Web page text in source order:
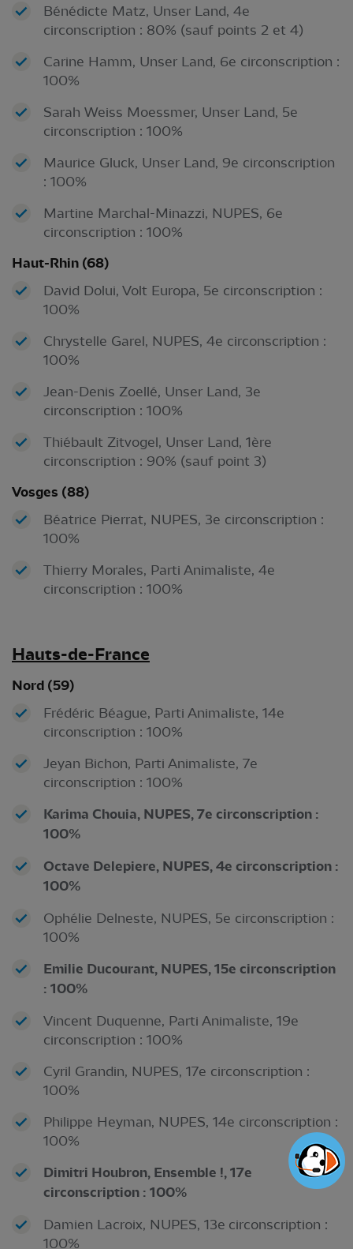
Bénédicte Matz, Unser Land, 4e
circonscription : 80% (sauf points 2 et 4)
Carine Hamm, Unser Land, 6e circonscription :
100%
Sarah Weiss Moessmer, Unser Land, 5e
circonscription : 100%
Maurice Gluck, Unser Land, 9e circonscription
: 100%
Martine Marchal-Minazzi, NUPES, 6e
circonscription : 100%
Haut-Rhin (68)
David Dolui, Volt Europa, 5e circonscription :
100%
Chrystelle Garel, NUPES, 4e circonscription :
100%
Jean-Denis Zoellé, Unser Land, 3e
circonscription : 100%
Thiébault Zitvogel, Unser Land, 1ère
circonscription : 90% (sauf point 3)
Vosges (88)
Béatrice Pierrat, NUPES, 3e circonscription :
100%
Thierry Morales, Parti Animaliste, 4e
circonscription : 100%
Hauts-de-France
Nord (59)
Frédéric Béague, Parti Animaliste, 14e
circonscription : 100%
Jeyan Bichon, Parti Animaliste, 7e
circonscription : 100%
Karima Chouia, NUPES, 7e circonscription :
100%
Octave Delepiere, NUPES, 4e circonscription :
100%
Ophélie Delneste, NUPES, 5e circonscription :
100%
Emilie Ducourant, NUPES, 15e circonscription
: 100%
Vincent Duquenne, Parti Animaliste, 19e
circonscription : 100%
Cyril Grandin, NUPES, 17e circonscription :
100%
Philippe Heyman, NUPES, 14e circonscription :
100%
Dimitri Houbron, Ensemble !, 17e
circonscription : 100%
Damien Lacroix, NUPES, 13e circonscription :
100%